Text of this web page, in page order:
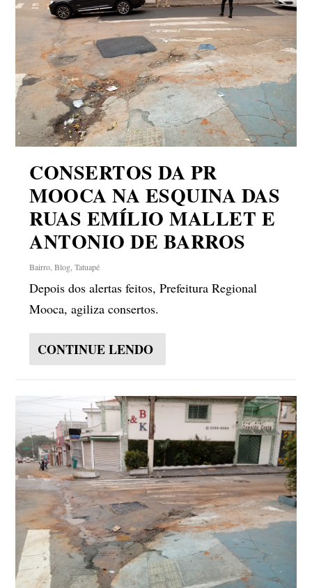
CONSERTOS DA PR
MOOCA NA ESQUINA DAS
RUAS EMÍLIO MALLET E
ANTONIO DE BARROS
Bairro,Blog,Tatuapé
Depois dos alertas feitos, Prefeitura Regional
Mooca, agiliza consertos.
CONTINUE LENDO